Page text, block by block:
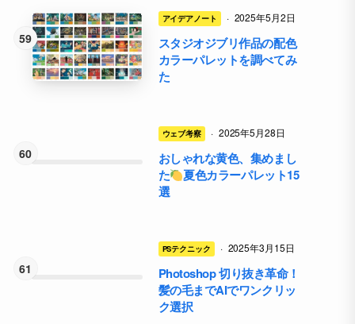
アイデアノート · 2025年5月2日
スタジオジブリ作品の配色
カラーパレットを調べてみ
た
ウェブ考察 · 2025年5月28日
おしゃれな黄色、集めまし
た
夏色カラーパレット15
選
PSテクニック · 2025年3月15日
Photoshop 切り抜き革命！
髪の毛までAIでワンクリッ
ク選択